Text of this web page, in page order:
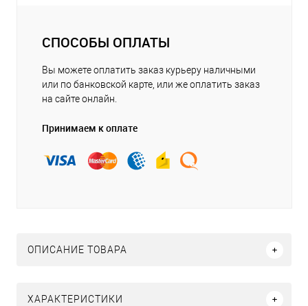
СПОСОБЫ ОПЛАТЫ
Вы можете оплатить заказ курьеру наличными
или по банковской карте, или же оплатить заказ
на сайте онлайн.
Принимаем к оплате
ОПИСАНИЕ ТОВАРА
ХАРАКТЕРИСТИКИ